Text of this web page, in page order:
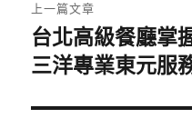
章
導
覽
上一篇文章
上
一
文
台北高級餐廳掌
三洋專業東元服